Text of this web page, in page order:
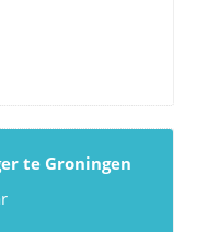
te Groningen